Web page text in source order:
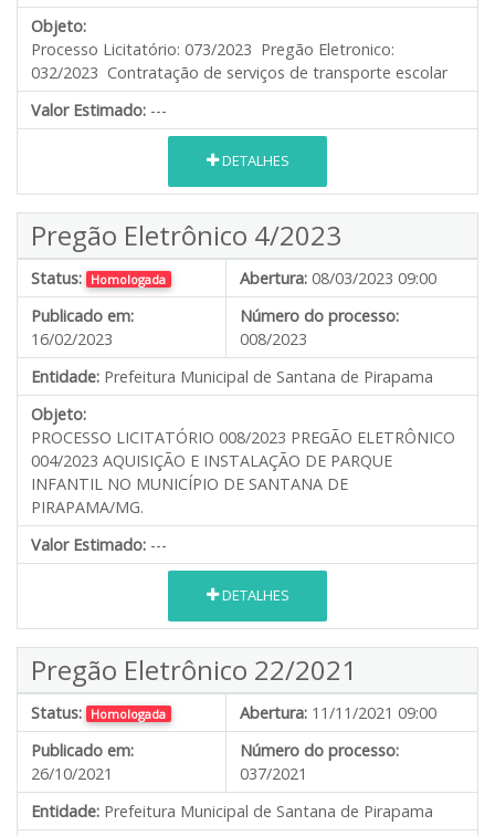
Objeto:
Processo Licitatório: 073/2023 Pregão Eletronico:
032/2023 Contratação de serviços de transporte escolar
Valor Estimado: ---
DETALHES
Pregão Eletrônico 4/2023
Status: Homologada Abertura: 08/03/2023 09:00
Publicado em:
16/02/2023
Número do processo:
008/2023
Entidade: Prefeitura Municipal de Santana de Pirapama
Objeto:
PROCESSO LICITATÓRIO 008/2023 PREGÃO ELETRÔNICO
004/2023 AQUISIÇÃO E INSTALAÇÃO DE PARQUE
INFANTIL NO MUNICÍPIO DE SANTANA DE
PIRAPAMA/MG.
Valor Estimado: ---
DETALHES
Pregão Eletrônico 22/2021
Status: Homologada Abertura: 11/11/2021 09:00
Publicado em:
26/10/2021
Número do processo:
037/2021
Entidade: Prefeitura Municipal de Santana de Pirapama